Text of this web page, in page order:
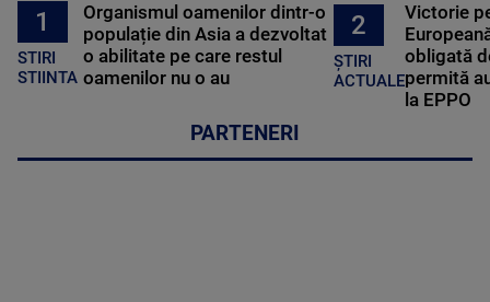
1
STIRI
STIINTA
Organismul oamenilor dintr-o
populație din Asia a dezvoltat
o abilitate pe care restul
oamenilor nu o au
2
ȘTIRI
ACTUALE
Victorie
obligată
permită
la EPPO
PARTENERI